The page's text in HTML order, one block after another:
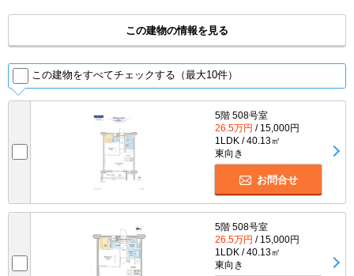
この建物の情報を見る
この建物をすべてチェックする（最大10件）
5階 508号室
26.5万円 / 15,000円
1LDK / 40.13㎡
東向き
お問合せ
5階 508号室
26.5万円 / 15,000円
1LDK / 40.13㎡
東向き